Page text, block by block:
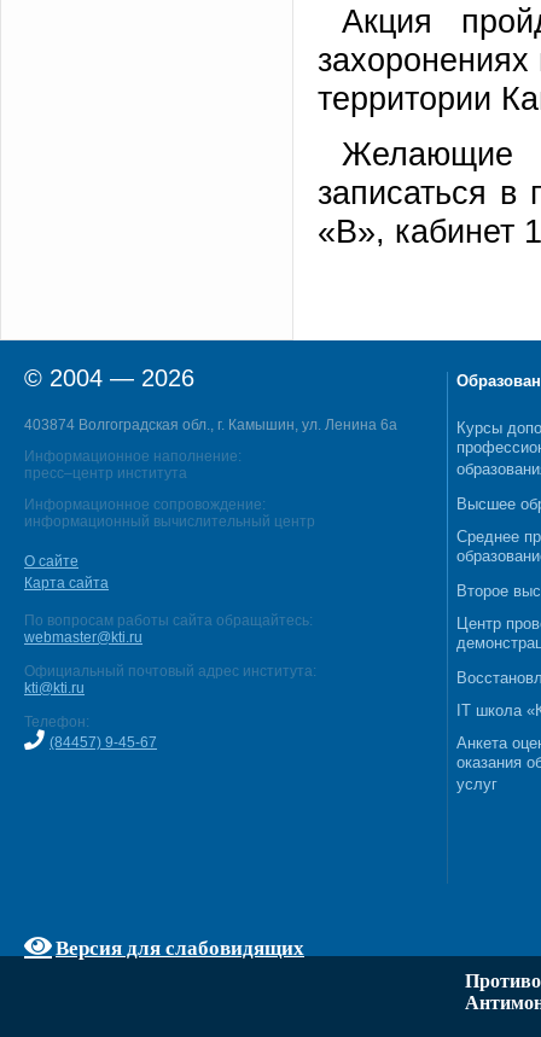
Акция
территории
Желающие
записаться в
«В», кабинет
© 2004 — 2026
403874 Волгоградская обл., г. Камышин, ул. Ленина 6а
Информационное наполнение:
пресс–центр института
Информационное сопровождение:
информационный вычислительный центр
О сайте
Карта сайта
По вопросам работы сайта обращайтесь:
webmaster@kti.ru
Официальный почтовый адрес института:
kti@kti.ru
Телефон:
(84457) 9-45-67
Версия для слабовидящих
Курсы
Высшее
Среднее
Второе
Центр
IT школа
Анкета
оказания
услуг